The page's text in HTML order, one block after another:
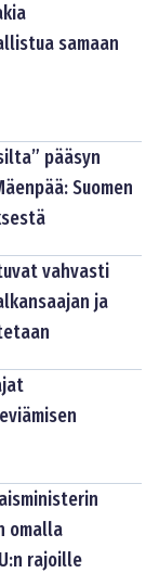
samaan
pääsyn
Suomen
vahvasti
ja
omalla
rajoille